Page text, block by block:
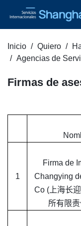
Inicio Quiero
Agencias de
Firmas de
1
Firma de
Changying
Co (上海长
所有限